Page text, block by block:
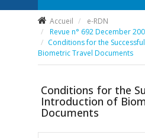
Accueil
e-RDN
Revue n° 692 December
Conditions for the
Biometric Travel Documents
Conditions for the
Introduction of
Documents